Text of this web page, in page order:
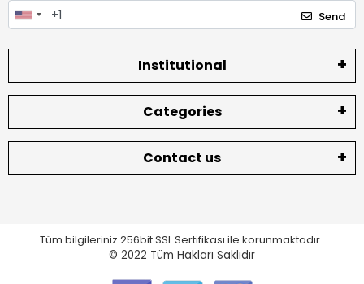
Send
Institutional
Categories
Contact us
Tüm bilgileriniz 256bit SSL Sertifikası ile korunmaktadır.
© 2022 Tüm Hakları Saklıdır